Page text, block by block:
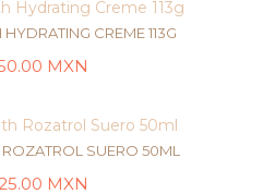
CREME 113G
MXN
SUERO 50ML
MXN